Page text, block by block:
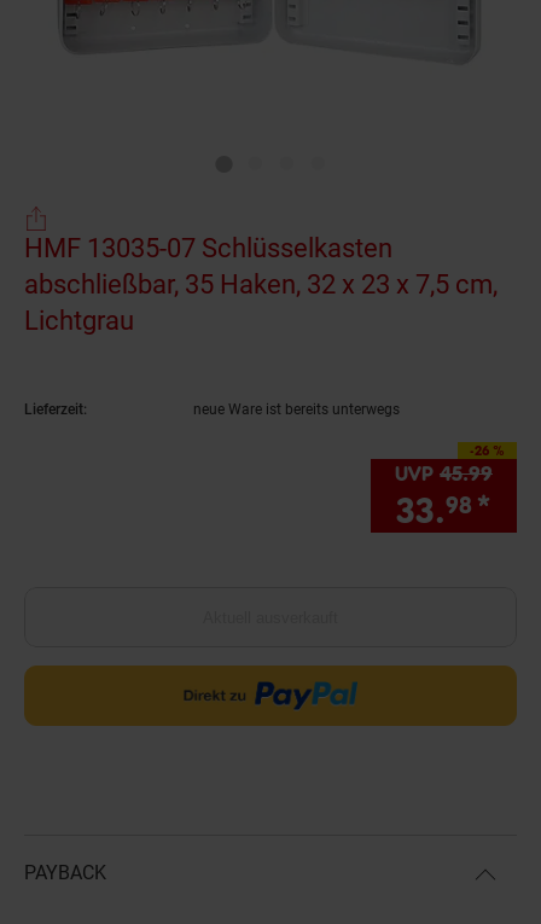
HMF 13035-07 Schlüsselkasten
abschließbar, 35 Haken, 32 x 23 x 7,5 cm,
Lichtgrau
Lieferzeit: neue Ware ist bereits unterwegs
-26 %
Sie Sparen 26
UVP 45.99
33.98 *
PAYBACK